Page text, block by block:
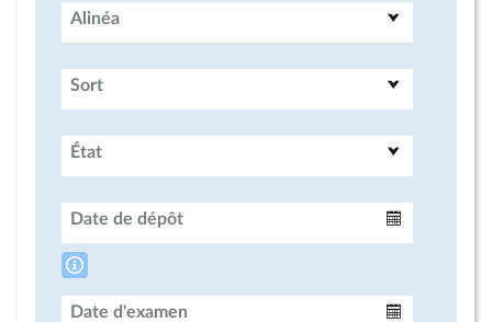
Alinéa
Sort
État
Date de dépôt
Date d'examen